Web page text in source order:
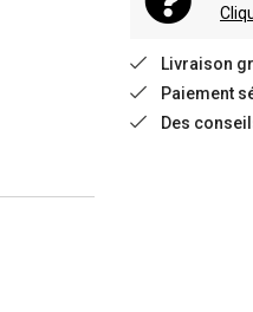
Livraison
Paiement
Des